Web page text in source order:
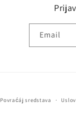
Email
Povraćáj sredstava